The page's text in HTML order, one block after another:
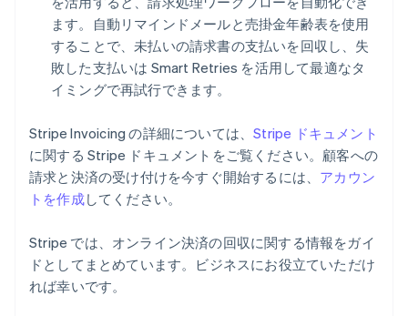
ます。自動リマインドメールと売掛金年齢表を使用
することで、未払いの請求書の支払いを回収し、失
敗した支払いは Smart Retries を活用して最適なタ
イミングで再試行できます。
Stripe Invoicing の詳細については、Stripe ドキュメント
に関する Stripe ドキュメントをご覧ください。顧客への
請求と決済の受け付けを今すぐ開始するには、 アカウン
トを作成してください。
Stripe では、オンライン決済の回収に関する情報をガイ
ドとしてまとめています。ビジネスにお役立ていただけ
れば幸いです。
オランダ
NederlandsEnglish
カナダ
English Français
キプロス
English
ギリシア
クロアチア
EnglishItaliano
ジブラルタル
シンガポール
English简体中文
スイス
Deutsch Français